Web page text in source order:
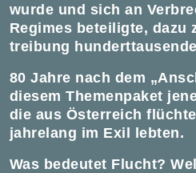
wurde und sich an
Regimes beteiligte, dazu
treibung
80 Jahre nach dem
diesem Themenpaket
die aus Öster­reich
jahrelang im Exil lebten.
Was bedeutet Flucht?